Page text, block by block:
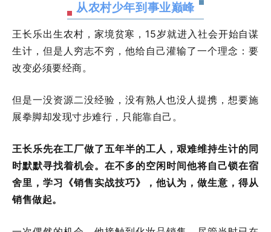
从农村少年到事业巅峰
王长乐出生农村，家境贫寒，15岁就进入社会开始自谋
生计，但是人穷志不穷，他给自己灌输了一个理念：要
改变必须要经商。
但是一没资源二没经验，没有熟人也没人提携，想要施
展拳脚却发现寸步难行，只能靠自己。
王长乐先在工厂做了五年半的工人，艰难维持生计的同
时默默寻找着机会。在不多的空闲时间他将自己锁在宿
舍里，学习《销售实战技巧》，他认为，做生意，得从
销售做起。